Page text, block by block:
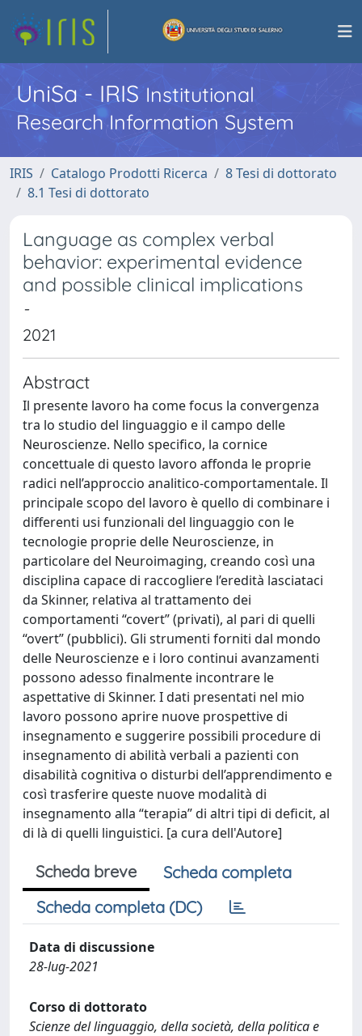
UniSa - IRISInstitutional
Research Information System
IRIS Catalogo Prodotti Ricerca
8 Tesi di dottorato
8.1 Tesi di dottorato
Language as complex verbal
behavior: experimental evidence
and possible clinical implications
-
2021
Abstract
Il presente lavoro ha come focus la convergenza
tra lo studio del linguaggio e il campo delle
Neuroscienze. Nello specifico, la cornice
concettuale di questo lavoro affonda le proprie
radici nell’approccio analitico-comportamentale. Il
principale scopo del lavoro è quello di combinare i
differenti usi funzionali del linguaggio con le
tecnologie proprie delle Neuroscienze, in
particolare del Neuroimaging, creando così una
disciplina capace di raccogliere l’eredità lasciataci
da Skinner, relativa al trattamento dei
comportamenti “covert” (privati), al pari di quelli
“overt” (pubblici). Gli strumenti forniti dal mondo
delle Neuroscienze e i loro continui avanzamenti
possono adesso finalmente incontrare le
aspettative di Skinner. I dati presentati nel mio
lavoro possono aprire nuove prospettive di
insegnamento e suggerire possibili procedure di
insegnamento di abilità verbali a pazienti con
disabilità cognitiva o disturbi dell’apprendimento e
così trasferire queste nuove modalità di
insegnamento alla “terapia” di altri tipi di deficit, al
di là di quelli linguistici. [a cura dell'Autore]
Scheda breve
Scheda completa
Scheda completa (DC)
Data di discussione
28-lug-2021
Corso di dottorato
Scienze del linguaggio, della società, della politica e